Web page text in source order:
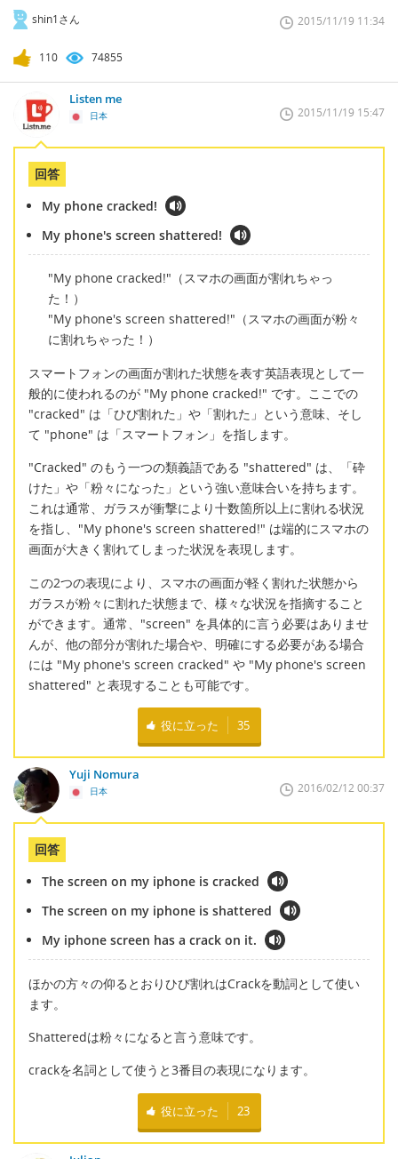
shin1さん 2015/11/19 11:34
110 74855
Listen me
日本 2015/11/19 15:47
回答
My phone cracked!
My phone's screen shattered!
"My phone cracked!"（スマホの画面が割れちゃっ
た！）
"My phone's screen shattered!"（スマホの画面が粉々
に割れちゃった！）
スマートフォンの画面が割れた状態を表す英語表現として一
般的に使われるのが "My phone cracked!" です。ここでの
"cracked" は「ひび割れた」や「割れた」という意味、そし
て "phone" は「スマートフォン」を指します。
"Cracked" のもう一つの類義語である "shattered" は、「砕
けた」や「粉々になった」という強い意味合いを持ちます。
これは通常、ガラスが衝撃により十数箇所以上に割れる状況
を指し、"My phone's screen shattered!" は端的にスマホの
画面が大きく割れてしまった状況を表現します。
この2つの表現により、スマホの画面が軽く割れた状態から
ガラスが粉々に割れた状態まで、様々な状況を指摘すること
ができます。通常、"screen" を具体的に言う必要はありませ
んが、他の部分が割れた場合や、明確にする必要がある場合
には "My phone's screen cracked" や "My phone's screen
shattered" と表現することも可能です。
役に立った 35
Yuji Nomura
日本 2016/02/12 00:37
回答
The screen on my iphone is cracked
The screen on my iphone is shattered
My iphone screen has a crack on it.
ほかの方々の仰るとおりひび割れはCrackを動詞として使い
ます。
Shatteredは粉々になると言う意味です。
crackを名詞として使うと3番目の表現になります。
役に立った 23